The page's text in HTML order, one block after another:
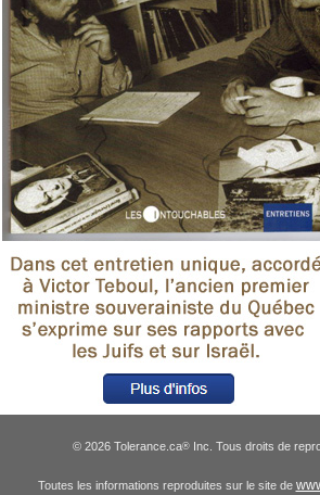
© 2026 Tolerance.ca®Inc. Tous droits de
Toutes les informations reproduites sur le site de